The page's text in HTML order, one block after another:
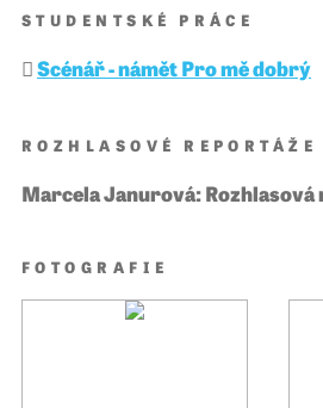
STUDENTSKÉ PRÁCE
Scénář - námět Pro mě dobrý
ROZHLASOVÉ REPORTÁŽE
Marcela Janurová:
FOTOGRAFIE